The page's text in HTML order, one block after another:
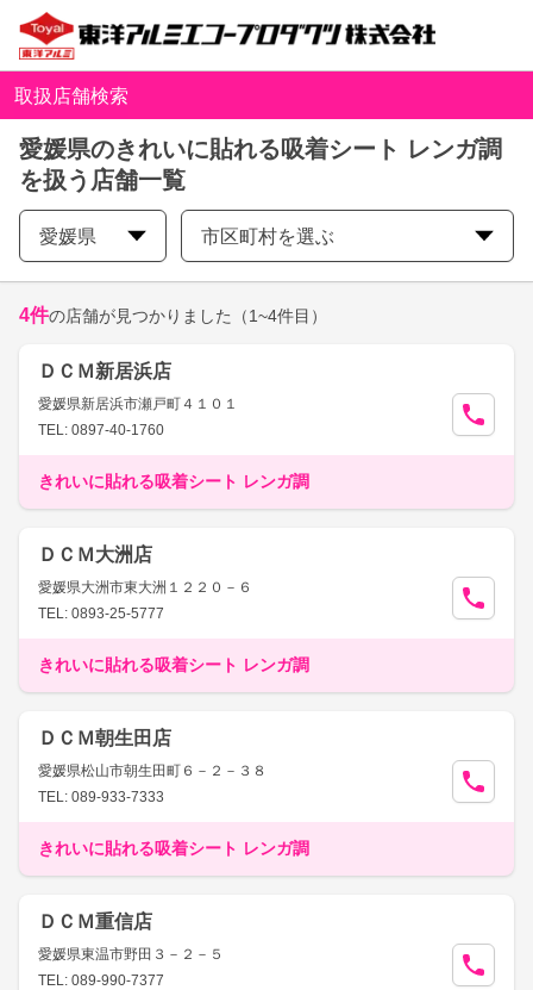
取扱店舗検索
愛媛県のきれいに貼れる吸着シート レンガ調
を扱う店舗一覧
愛媛県 市区町村を選ぶ
4件の店舗が見つかりました （1~4件目）
ＤＣＭ新居浜店
愛媛県新居浜市瀬戸町４１０１
TEL: 0897-40-1760
きれいに貼れる吸着シート レンガ調
ＤＣＭ大洲店
愛媛県大洲市東大洲１２２０－６
TEL: 0893-25-5777
きれいに貼れる吸着シート レンガ調
ＤＣＭ朝生田店
愛媛県松山市朝生田町６－２－３８
TEL: 089-933-7333
きれいに貼れる吸着シート レンガ調
ＤＣＭ重信店
愛媛県東温市野田３－２－５
TEL: 089-990-7377